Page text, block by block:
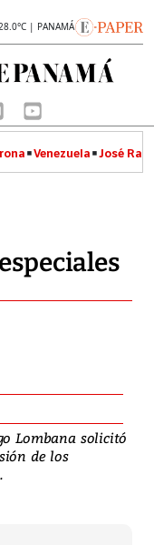
| PANAMÁ
Venezuela José
Lombana solicitó
de los